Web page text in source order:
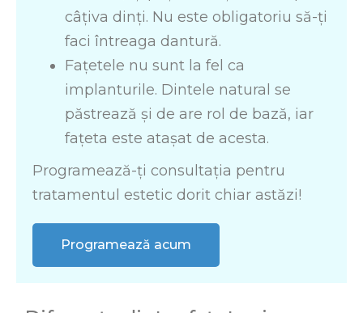
câțiva dinți. Nu este obligatoriu să-ți
faci întreaga dantură.
Fațetele nu sunt la fel ca
implanturile. Dintele natural se
păstrează și de are rol de bază, iar
fațeta este atașat de acesta.
Programează-ți consultația pentru
tratamentul estetic dorit chiar astăzi!
Programează acum